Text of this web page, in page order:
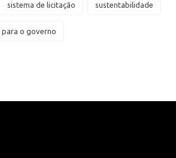
sistema de licitação sustentabilidade
para o governo